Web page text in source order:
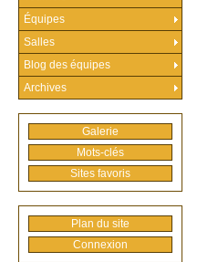
Équipes
Salles
Blog des équipes
Archives
Galerie
Mots-clés
Sites favoris
Plan du site
Connexion